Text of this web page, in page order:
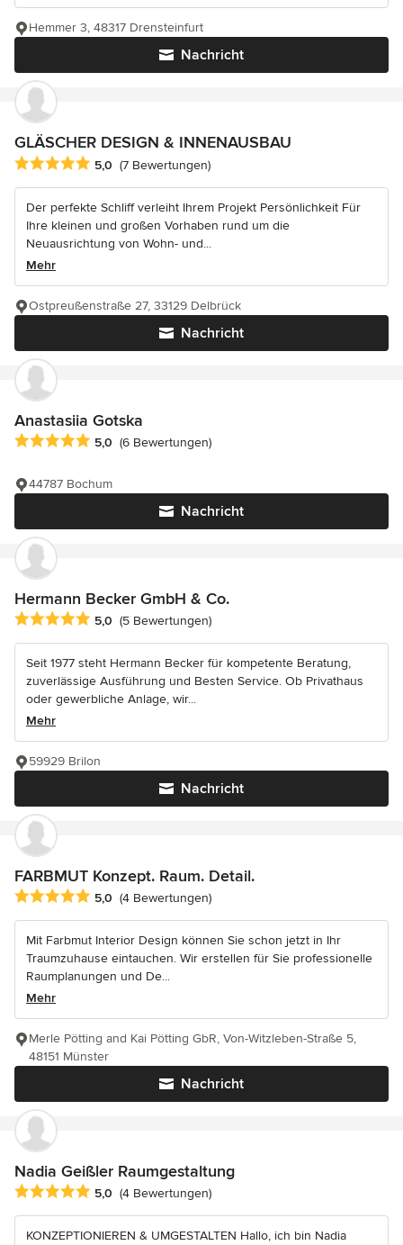
Nachricht
Hemmer 3, 48317 Drensteinfurt
GLÄSCHER DESIGN & INNENAUSBAU
Durchschnittliche Bewertung: 5 von 5 Sternen
5,0 (7 Bewertungen)
Der perfekte Schliff verleiht Ihrem Projekt Persönlichkeit Für
Ihre kleinen und großen Vorhaben rund um die
Neuausrichtung von Wohn- und...
Mehr
Nachricht
Ostpreußenstraße 27, 33129 Delbrück
Anastasiia Gotska
Durchschnittliche Bewertung: 5 von 5 Sternen
5,0 (6 Bewertungen)
Nachricht
44787 Bochum
Hermann Becker GmbH & Co.
Durchschnittliche Bewertung: 5 von 5 Sternen
5,0 (5 Bewertungen)
Seit 1977 steht Hermann Becker für kompetente Beratung,
zuverlässige Ausführung und Besten Service. Ob Privathaus
oder gewerbliche Anlage, wir...
Mehr
Nachricht
59929 Brilon
FARBMUT Konzept. Raum. Detail.
Durchschnittliche Bewertung: 5 von 5 Sternen
5,0 (4 Bewertungen)
Mit Farbmut Interior Design können Sie schon jetzt in Ihr
Traumzuhause eintauchen. Wir erstellen für Sie professionelle
Raumplanungen und De...
Mehr
Nachricht
Merle Pötting and Kai Pötting GbR, Von-Witzleben-Straße 5,
48151 Münster
Nadia Geißler Raumgestaltung
Durchschnittliche Bewertung: 5 von 5 Sternen
5,0 (4 Bewertungen)
KONZEPTIONIEREN & UMGESTALTEN Hallo, ich bin Nadia